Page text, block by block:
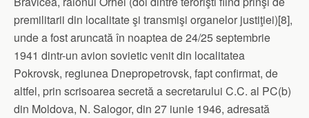
premilitarii din localitate şi transmişi organelor justiţiei)[8],
unde a fost aruncată în noaptea de 24/25 septembrie
1941 dintr-un avion sovietic venit din localitatea
Pokrovsk, regiunea Dnepropetrovsk, fapt confirmat, de
altfel, prin scrisoarea secretă a secretarului C.C. al PC(b)
din Moldova, N. Salogor, din 27 iunie 1946, adresată